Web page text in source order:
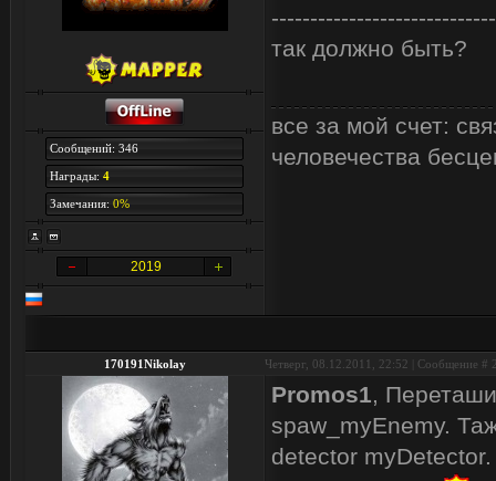
Сообщений: 346
Награды: 4
Замечания: 0%
2019
так должно быть?
все за мой счет:
человечества
170191Nikolay Четверг, 08.12.2011, 22:52 | Сообщение #
Promos1,
spaw_myEnemy.
detector myDetector.